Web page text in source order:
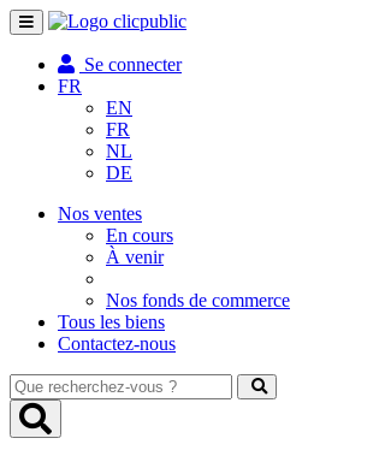
Toggle
navigation
Se connecter
FR
EN
FR
NL
DE
Nos ventes
En cours
À venir
Nos fonds de commerce
Tous les biens
Contactez-nous
Que
recherchez-
vous